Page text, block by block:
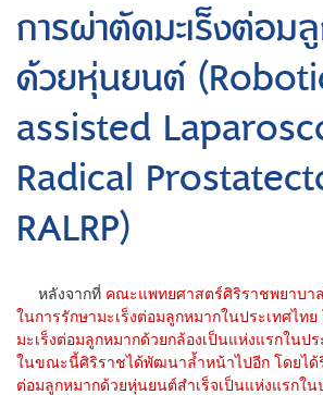
การผ่าตัดมะเร็งต่อม
ด้วยหุ่นยนต์
assisted
Radical
RALRP)
หลังจากที่ คณะแพทยศาสตร์ศิริราชพยาบา
ในการรักษามะเร็งต่อมลูกหมากในประเทศไทย
มะเร็งต่อมลูกหมากด้วยกล้องเป็นแห่งแรกในปร
ในขณะนี้ศิริราชได้พัฒนาล้ำหน้าไปอีก โดยได้ริ
ต่อมลูกหมากด้วยหุ่นยนต์สำเร็จเป็นแห่งแรกใน